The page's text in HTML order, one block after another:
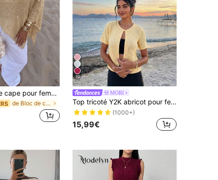
pull court style cape pour femme, décontracté et sexy Y2K, en maille brillante, manches chauve-souris, cache-maillot de plage d'été, style vacances
de Bloc de couleurs Hauts en tricot pour femmes
10
MORI
Top tricoté Y2K abricot pour femmes, printemps/été, col rond, manches courtes, motif argyle, col à demi-ouverture, décoration à paillettes, décontracté pour la plage et les fêtes
(1000+)
15,99€